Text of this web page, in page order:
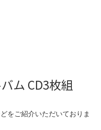
ム CD3枚組
をご紹介いただいておりま